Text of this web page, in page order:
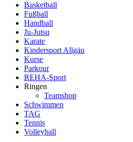
Basketball
Fußball
Handball
Ju-Jutsu
Karate
Kindersport Allgäu
Kurse
Parkour
REHA-Sport
Ringen
Teamshop
Schwimmen
TAG
Tennis
Volleyball